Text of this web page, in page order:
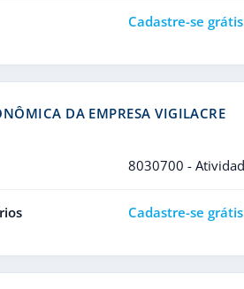
Cadastre-se grátis
DA EMPRESA VIGILACRE
8030700 -
Cadastre-se grátis